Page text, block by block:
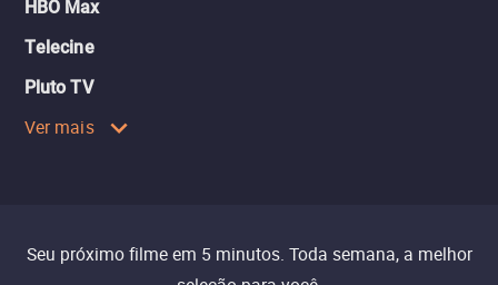
HBO Max
Telecine
Pluto TV
Ver mais
Seu próximo filme em 5 minutos. Toda semana, a melhor